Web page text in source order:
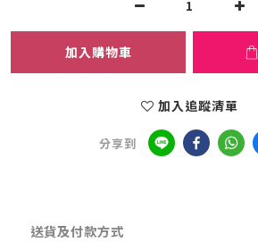
加入購物車
加入追蹤清單
分享到
送貨及付款方式